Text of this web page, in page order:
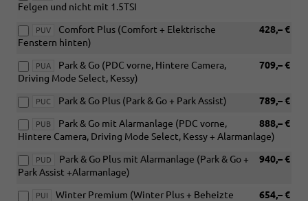
Felgen und nicht mit 1.5TSI
PUV 428,– €
Comfort Plus (Comfort + Elektrische
Fenstern hinten)
PUA 709,– €
Park & Go (PDC vorne, Hintere Camera,
Driving Mode Select, Kessy)
PUC 789,– €
Park & Go Plus (Park & Go + Park Assist)
PUB 888,– €
Park & Go mit Alarmanlage (PDC vorne,
Hintere Camera, Driving Mode Select, Kessy + Alarmanlage)
PUD 940,– €
Park & Go Plus mit Alarmanlage (Park & Go +
Park Assist +Alarmanlage)
PUI 654,– €
Winter Premium (Winter Plus + Beheizte